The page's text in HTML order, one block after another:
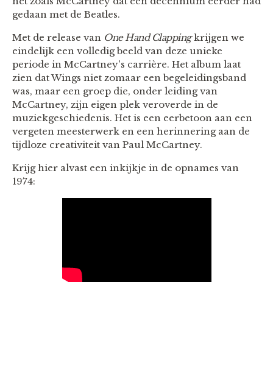
gedaan met de Beatles.
Met de release van One Hand Clappingkrijgen we
eindelijk een volledig beeld van deze unieke
periode in McCartney's carrière. Het album laat
zien dat Wings niet zomaar een begeleidingsband
was, maar een groep die, onder leiding van
McCartney, zijn eigen plek veroverde in de
muziekgeschiedenis. Het is een eerbetoon aan een
vergeten meesterwerk en een herinnering aan de
tijdloze creativiteit van Paul McCartney.
Krijg hier alvast een inkijkje in de opnames van
1974: